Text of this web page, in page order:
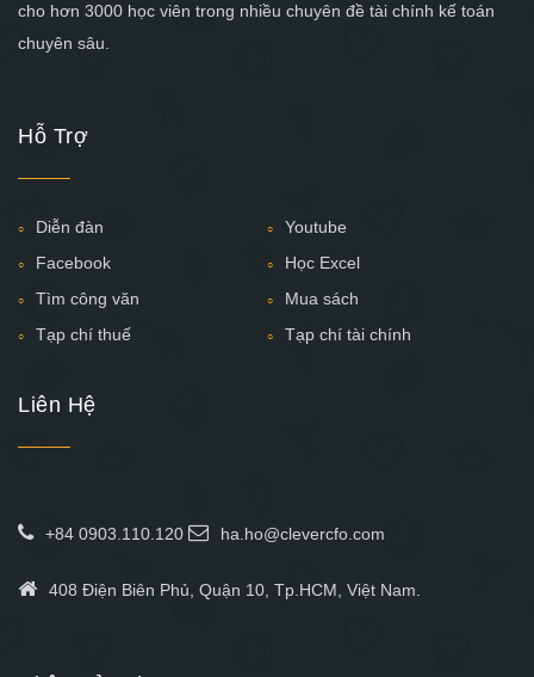
cho hơn 3000 học viên trong nhiều chuyên đề tài chính kế toán
chuyên sâu.
Hỗ Trợ
Diễn đàn
Youtube
Facebook
Học Excel
Tìm công văn
Mua sách
Tạp chí thuế
Tạp chí tài chính
Liên Hệ
+84 0903.110.120 ha.ho@clevercfo.com
408 Điện Biên Phủ, Quận 10, Tp.HCM, Việt Nam.